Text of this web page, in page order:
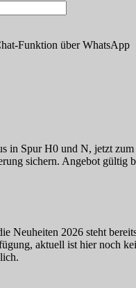
Funktion über WhatsApp
in Spur H0 und N, jetzt
sichern. Angebot gültig
Neuheiten 2026 steht
aktuell ist hier noch